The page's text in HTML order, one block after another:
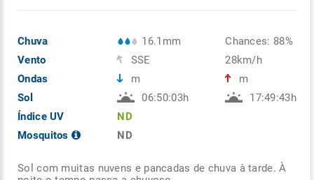
Chuva
Vento
Ondas
Sol
Índice UV
Mosquitos
16.1mm
SSE
m
06:50:03h
ND
ND
Chances: 88%
28km/h
m
17:49:43h
Sol com muitas nuvens e pancadas de chuva à tarde. À